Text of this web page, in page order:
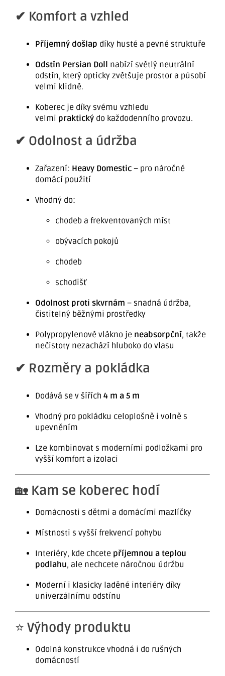
✔ Komfort a vzhled
Příjemný došlap díky husté a pevné struktuře
Odstín Persian Doll nabízí světlý neutrální
odstín, který opticky zvětšuje prostor a působí
velmi klidně.
Koberec je díky svému vzhledu
velmi praktický do každodenního provozu.
✔ Odolnost a údržba
Zařazení: Heavy Domestic – pro náročné
domácí použití
Vhodný do:
chodeb a frekventovaných míst
obývacích pokojů
chodeb
schodišť
Odolnost proti skvrnám – snadná údržba,
čistitelný běžnými prostředky
Polypropylenové vlákno je neabsorpční, takže
nečistoty nezachází hluboko do vlasu
✔ Rozměry a pokládka
Dodává se v šířích 4 m a 5 m
Vhodný pro pokládku celoplošně i volně s
upevněním
Lze kombinovat s moderními podložkami pro
vyšší komfort a izolaci
🏡 Kam se koberec hodí
Domácnosti s dětmi a domácími mazlíčky
Místnosti s vyšší frekvencí pohybu
Interiéry, kde chcete příjemnou a teplou
podlahu, ale nechcete náročnou údržbu
Moderní i klasicky laděné interiéry díky
univerzálnímu odstínu
⭐ Výhody produktu
Odolná konstrukce vhodná i do rušných
domácností